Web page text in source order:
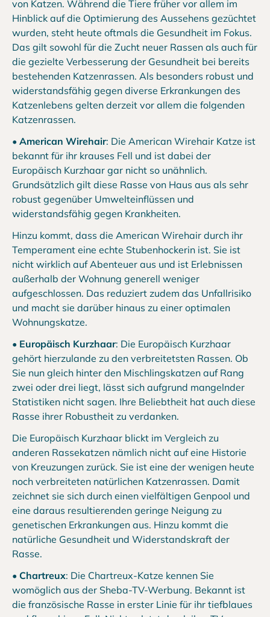
von Katzen. Während die Tiere früher vor allem im
Hinblick auf die Optimierung des Aussehens gezüchtet
wurden, steht heute oftmals die Gesundheit im Fokus.
Das gilt sowohl für die Zucht neuer Rassen als auch für
die gezielte Verbesserung der Gesundheit bei bereits
bestehenden Katzenrassen. Als besonders robust und
widerstandsfähig gegen diverse Erkrankungen des
Katzenlebens gelten derzeit vor allem die folgenden
Katzenrassen.
• American Wirehair: Die American Wirehair Katze ist
bekannt für ihr krauses Fell und ist dabei der
Europäisch Kurzhaar gar nicht so unähnlich.
Grundsätzlich gilt diese Rasse von Haus aus als sehr
robust gegenüber Umwelteinflüssen und
widerstandsfähig gegen Krankheiten.
Hinzu kommt, dass die American Wirehair durch ihr
Temperament eine echte Stubenhockerin ist. Sie ist
nicht wirklich auf Abenteuer aus und ist Erlebnissen
außerhalb der Wohnung generell weniger
aufgeschlossen. Das reduziert zudem das Unfallrisiko
und macht sie darüber hinaus zu einer optimalen
Wohnungskatze.
• Europäisch Kurzhaar: Die Europäisch Kurzhaar
gehört hierzulande zu den verbreitetsten Rassen. Ob
Sie nun gleich hinter den Mischlingskatzen auf Rang
zwei oder drei liegt, lässt sich aufgrund mangelnder
Statistiken nicht sagen. Ihre Beliebtheit hat auch diese
Rasse ihrer Robustheit zu verdanken.
Die Europäisch Kurzhaar blickt im Vergleich zu
anderen Rassekatzen nämlich nicht auf eine Historie
von Kreuzungen zurück. Sie ist eine der wenigen heute
noch verbreiteten natürlichen Katzenrassen. Damit
zeichnet sie sich durch einen vielfältigen Genpool und
eine daraus resultierenden geringe Neigung zu
genetischen Erkrankungen aus. Hinzu kommt die
natürliche Gesundheit und Widerstandskraft der
Rasse.
• Chartreux: Die Chartreux-Katze kennen Sie
womöglich aus der Sheba-TV-Werbung. Bekannt ist
die französische Rasse in erster Linie für ihr tiefblaues